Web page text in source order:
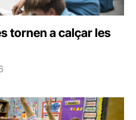
tornen a calçar les